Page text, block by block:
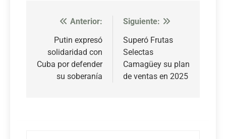
Navegación
entradas
Anterior:
Putin expresó
solidaridad con
Cuba por defender
su soberanía
Siguiente:
Superó Frutas
Selectas
Camagüey su plan
de ventas en 2025